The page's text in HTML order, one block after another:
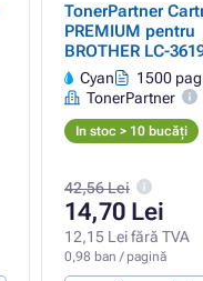
TonerPartner
PREMIUM pentru
BROTHER LC-
(LC3619XLC),
Cyan
1500
TonerPartner
In stoc > 10 bucăți
42,56 Lei
14,70 Lei
12,15 Lei fără TVA
0,98 ban / pagină